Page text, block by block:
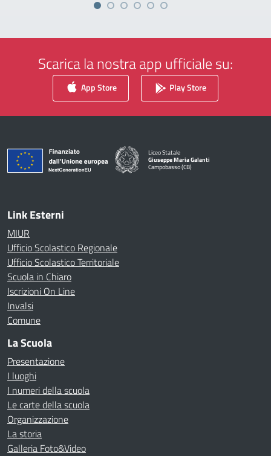
Scarica la nostra app ufficiale su:
App Store Play Store
Liceo Statale
Giuseppe Maria Galanti
Campobasso (CB)
— Visita la pagina iniziale della scuola
Link Esterni
MIUR
Ufficio Scolastico Regionale
Ufficio Scolastico Territoriale
Scuola in Chiaro
Iscrizioni On Line
Invalsi
Comune
La Scuola
Presentazione
I luoghi
I numeri della scuola
Le carte della scuola
Organizzazione
La storia
Galleria Foto&Video